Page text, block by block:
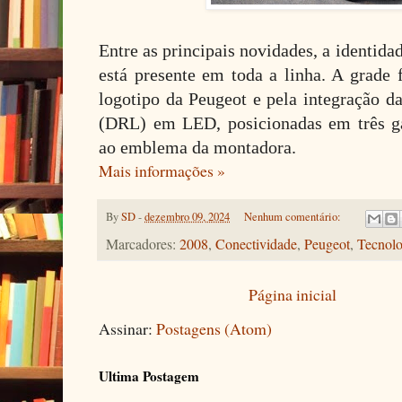
Entre as principais novidades, a
está presente em toda a linha. A grade
logotipo da Peugeot e pela integração
(DRL) em LED, posicionadas em três
ao emblema da montadora.
Mais informações »
BySD-dezembro 09, 2024 Nenhum comentário:
Marcadores: 2008, Conectividade, Peugeot,
Página inicial
Assinar: Postagens (Atom)
Ultima Postagem